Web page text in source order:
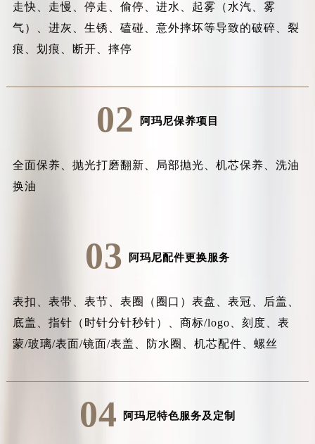
走快、走慢、停走、偷停、进水、起雾（水汽、雾
气）、进灰、生锈、磕碰、意外摔坏等导致的破碎、裂
痕、划痕、断开、摔停
02 阿玛尼保养项目
全面保养、抛光打磨翻新、局部抛光、机芯保养、洗油
换油
03 阿玛尼配件更换服务
表扣、表带、表节、表圈（圈口）表盘、表冠、后盖、
底盖、指针（时针分针秒针）、商标/logo、刻度、表
蒙/玻璃/表面/镜面/表盖、防水圈、机芯配件、螺丝
04 阿玛尼特色服务及定制